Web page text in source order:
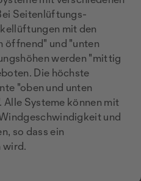
Seitenlüftungs-
mit den
öffnend" und "unten
werden "mittig
Die höchste
"oben und unten
Systeme können mit
und
so dass ein
wird.